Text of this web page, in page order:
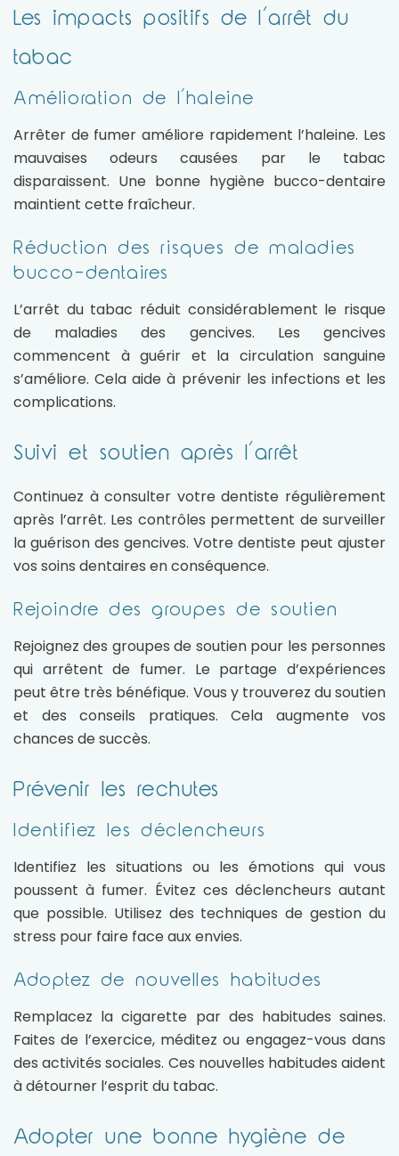
Les impacts positifs de l’arrêt du
tabac
Amélioration de l’haleine
Arrêter de fumer améliore rapidement l’haleine. Les
mauvaises odeurs causées par le tabac
disparaissent. Une bonne hygiène bucco-dentaire
maintient cette fraîcheur.
Réduction des risques de maladies
bucco-dentaires
L’arrêt du tabac réduit considérablement le risque
de maladies des gencives. Les gencives
commencent à guérir et la circulation sanguine
s’améliore. Cela aide à prévenir les infections et les
complications.
Suivi et soutien après l’arrêt
Continuez à consulter votre dentiste régulièrement
après l’arrêt. Les contrôles permettent de surveiller
la guérison des gencives. Votre dentiste peut ajuster
vos soins dentaires en conséquence.
Rejoindre des groupes de soutien
Rejoignez des groupes de soutien pour les personnes
qui arrêtent de fumer. Le partage d’expériences
peut être très bénéfique. Vous y trouverez du soutien
et des conseils pratiques. Cela augmente vos
chances de succès.
Prévenir les rechutes
Identifiez les déclencheurs
Identifiez les situations ou les émotions qui vous
poussent à fumer. Évitez ces déclencheurs autant
que possible. Utilisez des techniques de gestion du
stress pour faire face aux envies.
Adoptez de nouvelles habitudes
Remplacez la cigarette par des habitudes saines.
Faites de l’exercice, méditez ou engagez-vous dans
des activités sociales. Ces nouvelles habitudes aident
à détourner l’esprit du tabac.
Adopter une bonne hygiène de